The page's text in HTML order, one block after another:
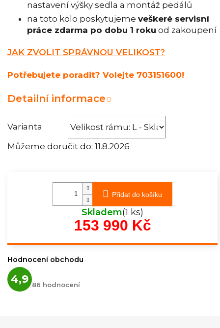
Varianta
Můžeme doručit do: 11.8.2026
nastavení výšky sedla a montáž pedálů
na toto kolo poskytujeme veškeré servisní
práce zdarma po dobu 1 roku od zakoupení
JAK ZVOLIT SPRÁVNOU VELIKOST?
Potřebujete poradit? Volejte 703151600!
Detailní informace
Přidat do košíku
Skladem(1 ks)
153 990 KčMěrná
Hodnocení obchodu
4,9 hodnocení
obchodu
86 hodnocení